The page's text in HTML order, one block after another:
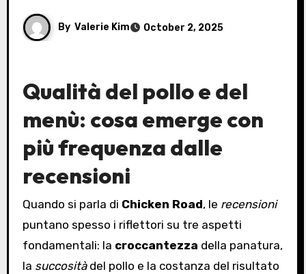
By Valerie Kim October 2, 2025
Qualità del pollo e del
menù: cosa emerge con
più frequenza dalle
recensioni
Quando si parla di Chicken Road, le recensioni
puntano spesso i riflettori su tre aspetti
fondamentali: la croccantezza della panatura,
la succositàdel pollo e la costanza del risultato